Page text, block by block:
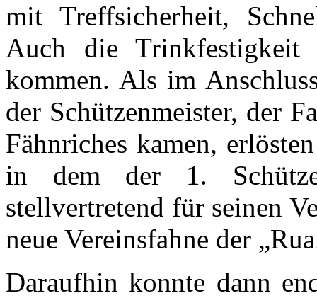
mit Treffsicherheit,
Auch die
kommen. Als im
der Schützenmeister, der
Fähnriches kamen,
in dem der 1.
stellvertretend für seinen
neue Vereinsfahne der
Daraufhin konnte dann